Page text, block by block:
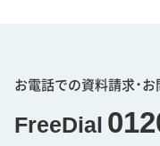
お電話での資料請求･お
FreeDial